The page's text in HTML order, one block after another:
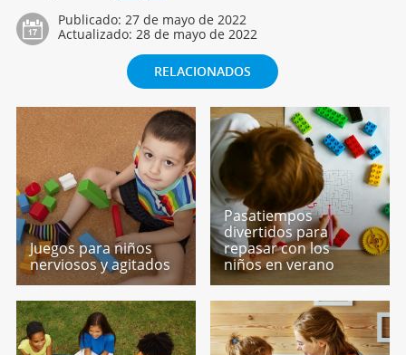
Publicado: 27 de mayo de 2022
Actualizado: 28 de mayo de 2022
RELACIONADOS
Juegos para niños
nerviosos y agitados
Pasatiempos
divertidos para
repasar con los
niños en verano